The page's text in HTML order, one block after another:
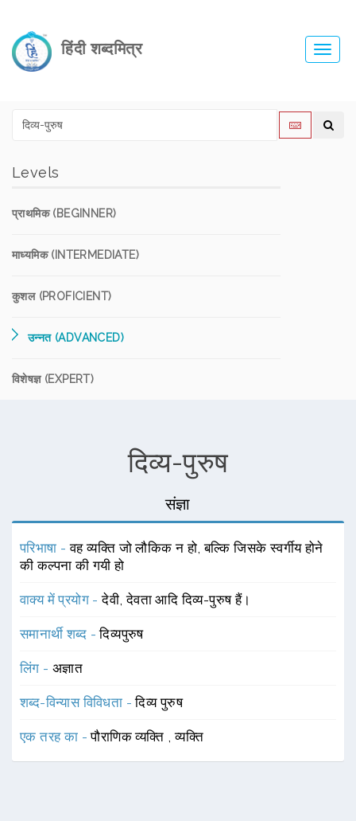
हिंदी शब्दमित्र
Levels
प्राथमिक (BEGINNER)
माध्यमिक (INTERMEDIATE)
कुशल (PROFICIENT)
उन्नत (ADVANCED)
विशेषज्ञ (EXPERT)
दिव्य-पुरुष
संज्ञा
परिभाषा -वह व्यक्ति जो लौकिक न हो, बल्कि जिसके स्वर्गीय होने
की कल्पना की गयी हो
वाक्य में प्रयोग -देवी, देवता आदि दिव्य-पुरुष हैं।
समानार्थी शब्द -दिव्यपुरुष
लिंग - अज्ञात
शब्द-विन्यास विविधता -दिव्य पुरुष
एक तरह का -पौराणिक व्यक्ति ,व्यक्ति